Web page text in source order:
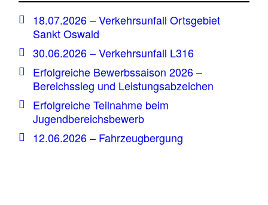
18.07.2026 – Verkehrsunfall Ortsgebiet
Sankt Oswald
30.06.2026 – Verkehrsunfall L316
Erfolgreiche Bewerbssaison 2026 –
Bereichssieg und Leistungsabzeichen
Erfolgreiche Teilnahme beim
Jugendbereichsbewerb
12.06.2026 – Fahrzeugbergung